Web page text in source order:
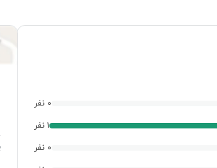
۰ نفر
۱ نفر
۰ نفر